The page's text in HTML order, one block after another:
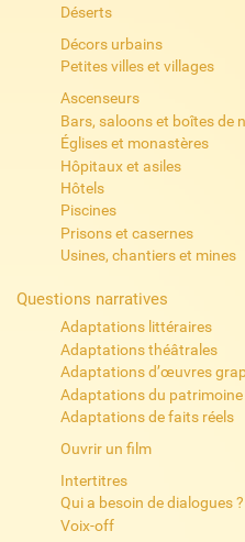
Déserts
Décors urbains
Petites villes et villages
Ascenseurs
Bars, saloons et boîtes de
Églises et monastères
Hôpitaux et asiles
Hôtels
Piscines
Prisons et casernes
Usines, chantiers et mines
Questions narratives
Adaptations littéraires
Adaptations théâtrales
Adaptations d’œuvres
Adaptations du patrimoine
Adaptations de faits réels
Ouvrir un film
Intertitres
Qui a besoin de dialogues ?
Voix-off